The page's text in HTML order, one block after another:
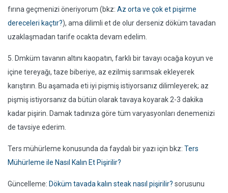
fırına geçmenizi öneriyorum (bkz: Az orta ve çok et pişirme
dereceleri kaçtır?), ama dilimli et de olur derseniz döküm tavadan
uzaklaşmadan tarife ocakta devam edelim.
5. Dmküm tavanın altını kaopatın, farklı bir tavayı ocağa koyun ve
içine tereyağı, taze biberiye, az ezilmiş sarımsak ekleyerek
karıştırın. Bu aşamada eti iyi pişmiş istiyorsanız dilimleyerek; az
pişmiş istiyorsanız da bütün olarak tavaya koyarak 2-3 dakika
kadar pişirin. Damak tadınıza göre tüm varyasyonları denemenizi
de tavsiye ederim.
Ters mühürleme konusunda da faydalı bir yazı için bkz: Ters
Mühürleme ile Nasıl Kalın Et Pişirilir?
Güncelleme: Döküm tavada kalın steak nasıl pişirilir? sorusunu